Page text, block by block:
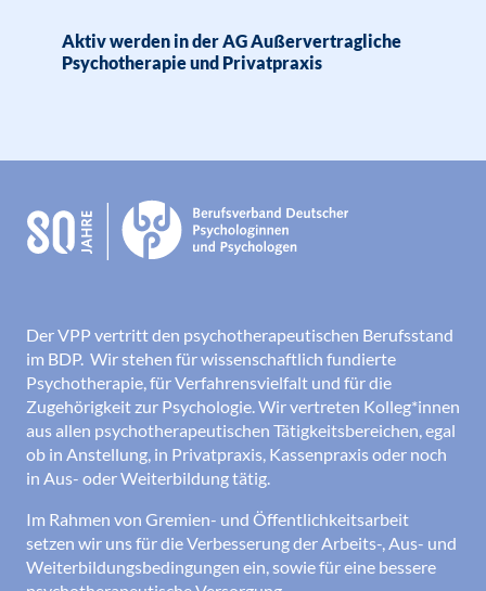
Aktiv werden in der AG Außervertragliche
Psychotherapie und Privatpraxis
Der VPP vertritt den psychotherapeutischen Berufsstand
im BDP. Wir stehen für wissenschaftlich fundierte
Psychotherapie, für Verfahrensvielfalt und für die
Zugehörigkeit zur Psychologie. Wir vertreten Kolleg*innen
aus allen psychotherapeutischen Tätigkeitsbereichen, egal
ob in Anstellung, in Privatpraxis, Kassenpraxis oder noch
in Aus- oder Weiterbildung tätig.
Im Rahmen von Gremien- und Öffentlichkeitsarbeit
setzen wir uns für die Verbesserung der Arbeits-, Aus- und
Weiterbildungsbedingungen ein, sowie für eine bessere